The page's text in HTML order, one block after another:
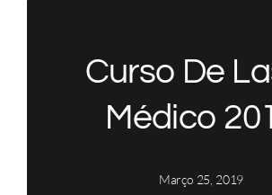
Curso De
Médico
Março 25, 2019